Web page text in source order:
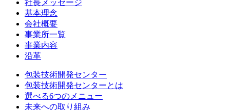
社長メッセージ
基本理念
会社概要
事業所一覧
事業内容
沿革
包装技術開発センター
包装技術開発センターとは
選べる6つのメニュー
未来への取り組み